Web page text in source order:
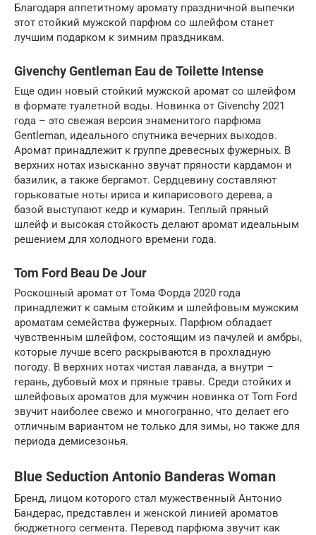
Благодаря аппетитному аромату праздничной выпечки
этот стойкий мужской парфюм со шлейфом станет
лучшим подарком к зимним праздникам.
Givenchy Gentleman Eau de Toilette Intense
Еще один новый стойкий мужской аромат со шлейфом
в формате туалетной воды. Новинка от Givenchy 2021
года – это свежая версия знаменитого парфюма
Gentleman, идеального спутника вечерних выходов.
Аромат принадлежит к группе древесных фужерных. В
верхних нотах изысканно звучат пряности кардамон и
базилик, а также бергамот. Сердцевину составляют
горьковатые ноты ириса и кипарисового дерева, а
базой выступают кедр и кумарин. Теплый пряный
шлейф и высокая стойкость делают аромат идеальным
решением для холодного времени года.
Tom Ford Beau De Jour
Роскошный аромат от Тома Форда 2020 года
принадлежит к самым стойким и шлейфовым мужским
ароматам семейства фужерных. Парфюм обладает
чувственным шлейфом, состоящим из пачулей и амбры,
которые лучше всего раскрываются в прохладную
погоду. В верхних нотах чистая лаванда, а внутри –
герань, дубовый мох и пряные травы. Среди стойких и
шлейфовых ароматов для мужчин новинка от Tom Ford
звучит наиболее свежо и многогранно, что делает его
отличным вариантом не только для зимы, но также для
периода демисезонья.
Blue Seduction Antonio Banderas Woman
Бренд, лицом которого стал мужественный Антонио
Бандерас, представлен и женской линией ароматов
бюджетного сегмента. Перевод парфюма звучит как